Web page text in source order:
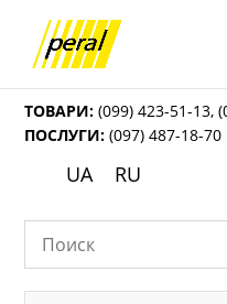
ТОВАРИ: (099) 423-51-13,
ПОСЛУГИ: (097) 487-18-70
UA RU